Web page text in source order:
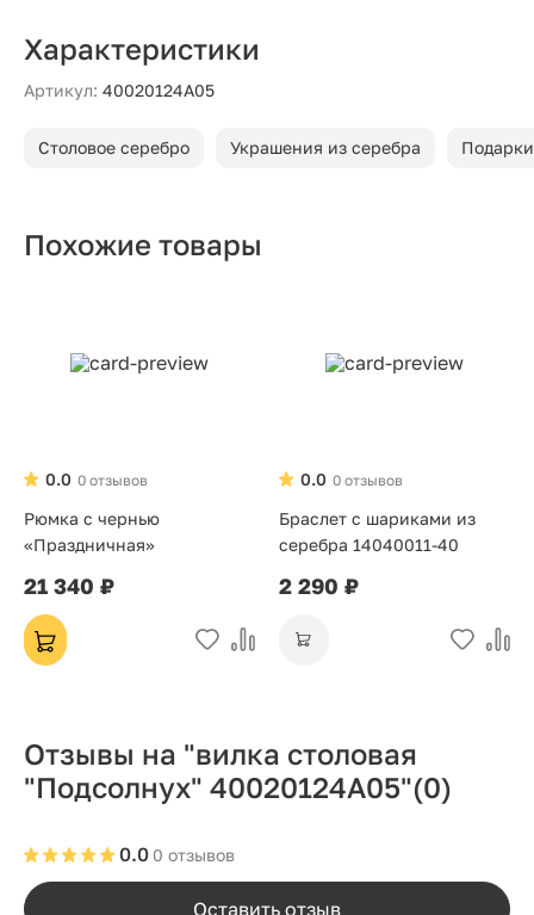
Характеристики
Артикул: 40020124А05
Столовое серебро Украшения из серебра
Похожие товары
0 отзывов
0.0
Рюмка с чернью
«Праздничная»
21 340 ₽
0 отзывов
0.0
Браслет с шариками из
серебра 14040011-40
2 290 ₽
Отзывы на "вилка столовая
"Подсолнух" 40020124А05"(0)
0 отзывов
0.0
Оставить отзыв